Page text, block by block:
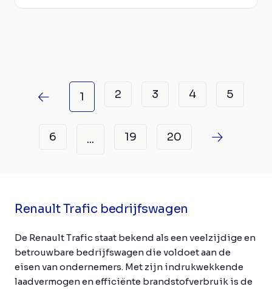
1 2 3 4 5
6 ... 19 20
Renault Trafic bedrijfswagen
De Renault Trafic staat bekend als een veelzijdige en
betrouwbare bedrijfswagen die voldoet aan de
eisen van ondernemers. Met zijn indrukwekkende
laadvermogen en efficiënte brandstofverbruik is de